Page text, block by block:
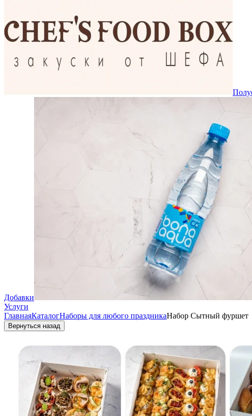
Добавки
Услуги
ГлавнаяКаталогНаборы для любого праздникаНабор Сытный фуршет
Вернуться назад